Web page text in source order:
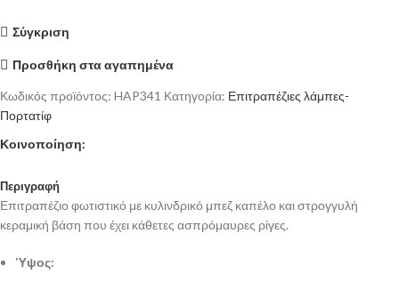
Σύγκριση
Προσθήκη στα αγαπημένα
Κωδικός προϊόντος: HAP341 Κατηγορία: Επιτραπέζιες λάμπες-
Πορτατίφ
Κοινοποίηση:
Περιγραφή
Επιτραπέζιο φωτιστικό με κυλινδρικό μπεζ καπέλο και στρογγυλή
κεραμική βάση που έχει κάθετες ασπρόμαυρες ρίγες.
Ύψος: